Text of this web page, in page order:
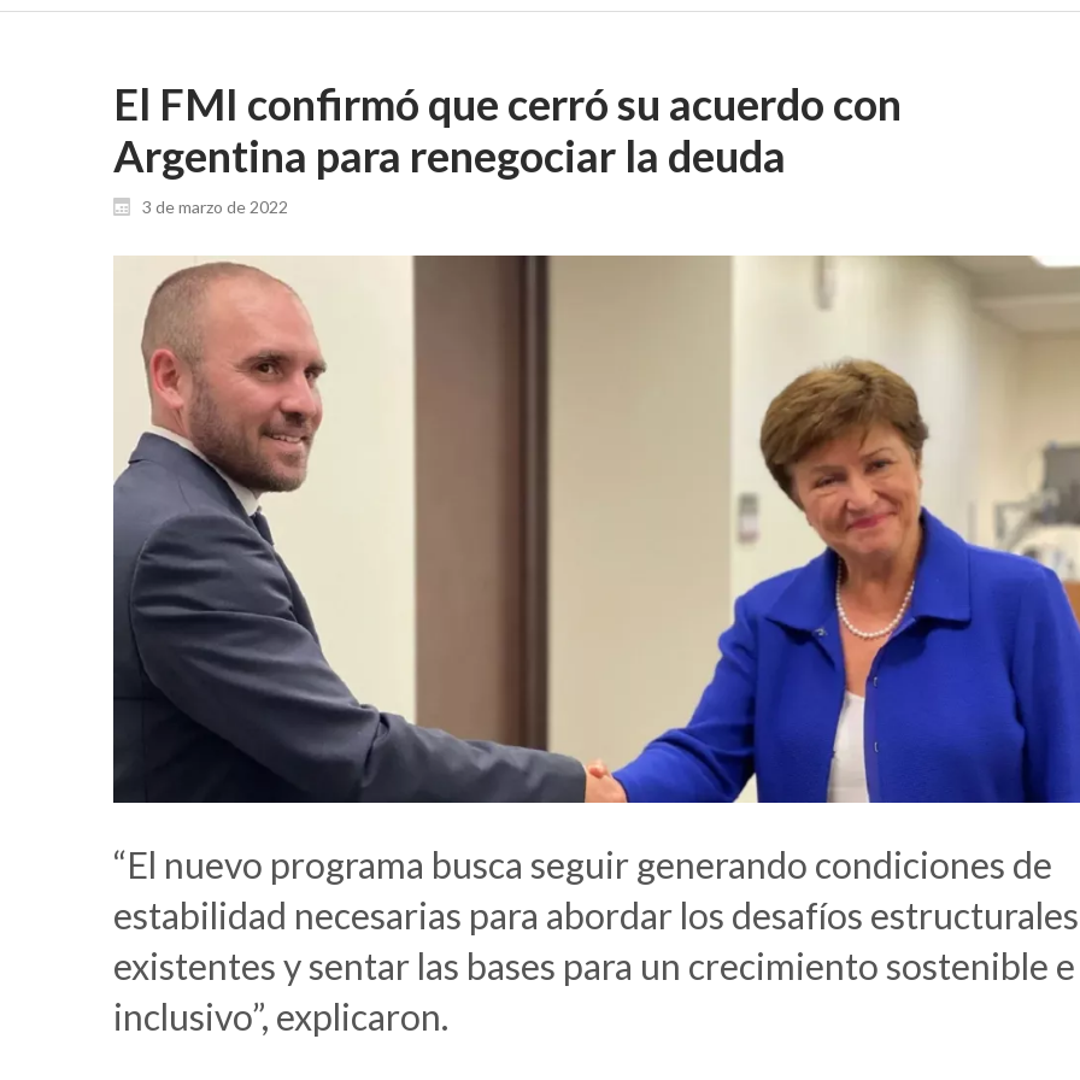
El FMI confirmó que cerró su acuerdo con
Argentina para renegociar la deuda
3 de marzo de 2022
“El nuevo programa busca seguir generando condiciones de
estabilidad necesarias para abordar los desafíos estructurales
existentes y sentar las bases para un crecimiento sostenible e
inclusivo”, explicaron.